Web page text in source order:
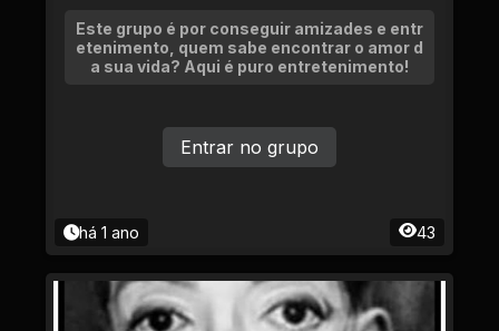
Este grupo é por conseguir amizades e entr
etenimento, quem sabe encontrar o amor d
a sua vida? Aqui é puro entretenimento!
há 1 ano 43
Entrar no grupo